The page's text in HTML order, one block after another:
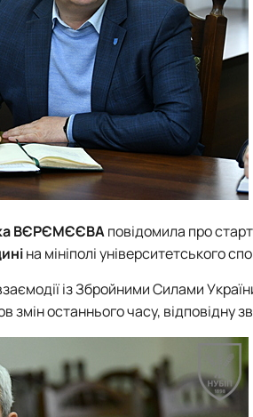
ВЄРЄМЄЄВАповідомила про старт
на мініполі університетського
із Збройними Силами
останнього часу, відповідну